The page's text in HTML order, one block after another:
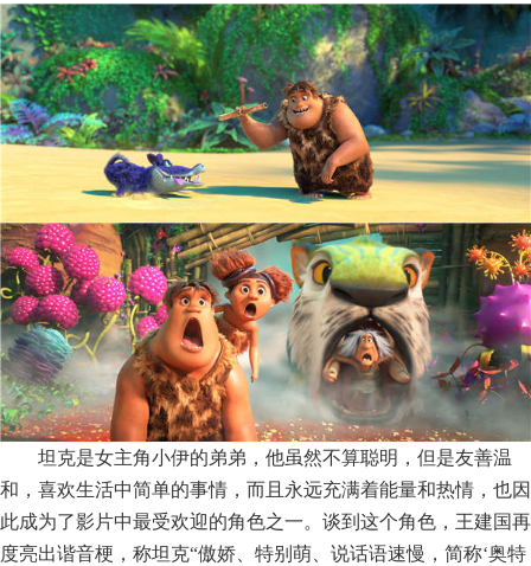
坦克是女主角小伊的弟弟，他虽然不算聪明，但是友善温
和，喜欢生活中简单的事情，而且永远充满着能量和热情，也因
此成为了影片中最受欢迎的角色之一。谈到这个角色，王建国再
度亮出谐音梗，称坦克“傲娇、特别萌、说话语速慢，简称‘奥特